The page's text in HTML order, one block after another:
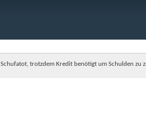
Schufatot, trotzdem Kredit benötigt um Schulden zu